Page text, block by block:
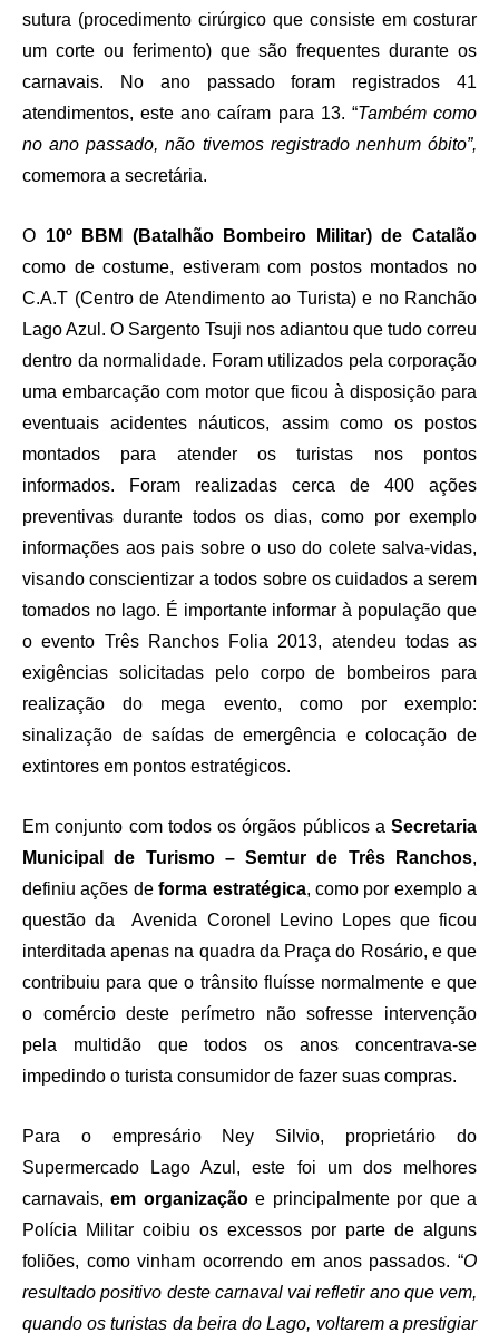
sutura (procedimento cirúrgico que consiste em costurar
um corte ou ferimento) que são frequentes durante os
carnavais. No ano passado foram registrados 41
atendimentos, este ano caíram para 13. “Também como
no ano passado, não tivemos registrado nenhum óbito”,
comemora a secretária.
O 10º BBM (Batalhão Bombeiro Militar) de Catalão
como de costume, estiveram com postos montados no
C.A.T (Centro de Atendimento ao Turista) e no Ranchão
Lago Azul. O Sargento Tsuji nos adiantou que tudo correu
dentro da normalidade. Foram utilizados pela corporação
uma embarcação com motor que ficou à disposição para
eventuais acidentes náuticos, assim como os postos
montados para atender os turistas nos pontos
informados. Foram realizadas cerca de 400 ações
preventivas durante todos os dias, como por exemplo
informações aos pais sobre o uso do colete salva-vidas,
visando conscientizar a todos sobre os cuidados a serem
tomados no lago. É importante informar à população que
o evento Três Ranchos Folia 2013, atendeu todas as
exigências solicitadas pelo corpo de bombeiros para
realização do mega evento, como por exemplo:
sinalização de saídas de emergência e colocação de
extintores em pontos estratégicos.
Em conjunto com todos os órgãos públicos a Secretaria
Municipal de Turismo – Semtur de Três Ranchos,
definiu ações deforma estratégica, como por exemplo a
questão da Avenida Coronel Levino Lopes que ficou
interditada apenas na quadra da Praça do Rosário, e que
contribuiu para que o trânsito fluísse normalmente e que
o comércio deste perímetro não sofresse intervenção
pela multidão que todos os anos concentrava-se
impedindo o turista consumidor de fazer suas compras.
Para o empresário Ney Silvio, proprietário do
Supermercado Lago Azul, este foi um dos melhores
carnavais,em organizaçãoe principalmente por que a
Polícia Militar coibiu os excessos por parte de alguns
foliões, como vinham ocorrendo em anos passados. “O
resultado positivo deste carnaval vai refletir ano que vem,
quando os turistas da beira do Lago, voltarem a prestigiar